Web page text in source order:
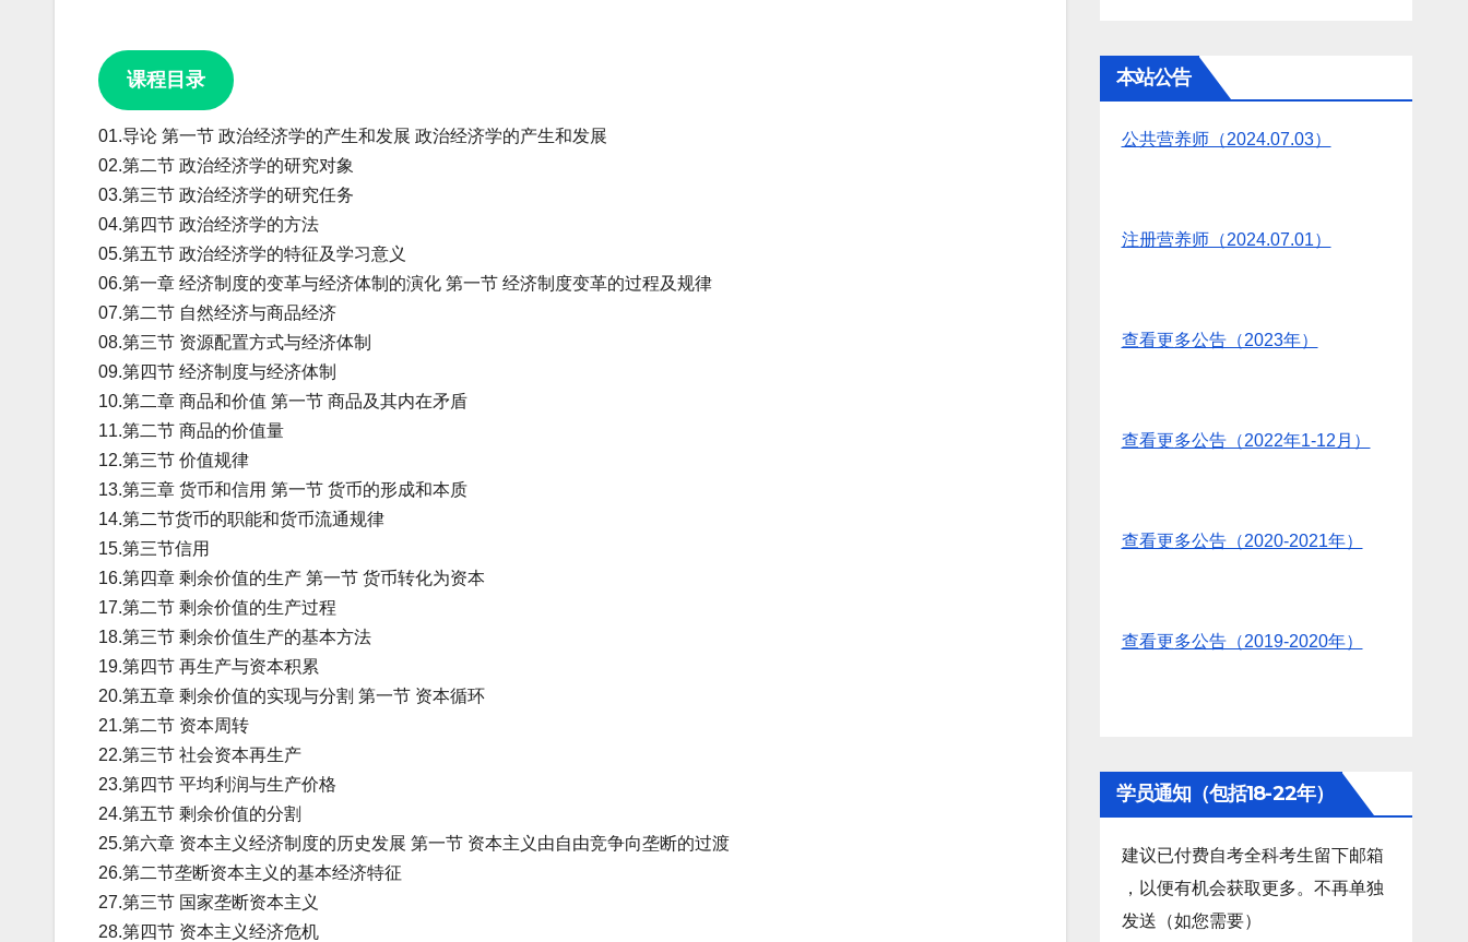
课程目录
01.导论 第一节 政治经济学的产生和发展 政治经济学的产生和发展
02.第二节 政治经济学的研究对象
03.第三节 政治经济学的研究任务
04.第四节 政治经济学的方法
05.第五节 政治经济学的特征及学习意义
06.第一章 经济制度的变革与经济体制的演化 第一节 经济制度变革的过程及规律
07.第二节 自然经济与商品经济
08.第三节 资源配置方式与经济体制
09.第四节 经济制度与经济体制
10.第二章 商品和价值 第一节 商品及其内在矛盾
11.第二节 商品的价值量
12.第三节 价值规律
13.第三章 货币和信用 第一节 货币的形成和本质
14.第二节货币的职能和货币流通规律
15.第三节信用
16.第四章 剩余价值的生产 第一节 货币转化为资本
17.第二节 剩余价值的生产过程
18.第三节 剩余价值生产的基本方法
19.第四节 再生产与资本积累
20.第五章 剩余价值的实现与分割 第一节 资本循环
21.第二节 资本周转
22.第三节 社会资本再生产
23.第四节 平均利润与生产价格
24.第五节 剩余价值的分割
25.第六章 资本主义经济制度的历史发展 第一节 资本主义由自由竞争向垄断的过渡
26.第二节垄断资本主义的基本经济特征
27.第三节 国家垄断资本主义
28.第四节 资本主义经济危机
本站公告
公共营养师（2024.07.03）
注册营养师（2024.07.01）
查看更多公告（2023年）
查看更多公告（2022年1-12月）
查看更多公告（2020-2021年）
查看更多公告（2019-2020年）
学员通知（包括18-22年）
建议已付费自考全科考生留下邮箱
，以便有机会获取更多。不再单独
发送（如您需要）